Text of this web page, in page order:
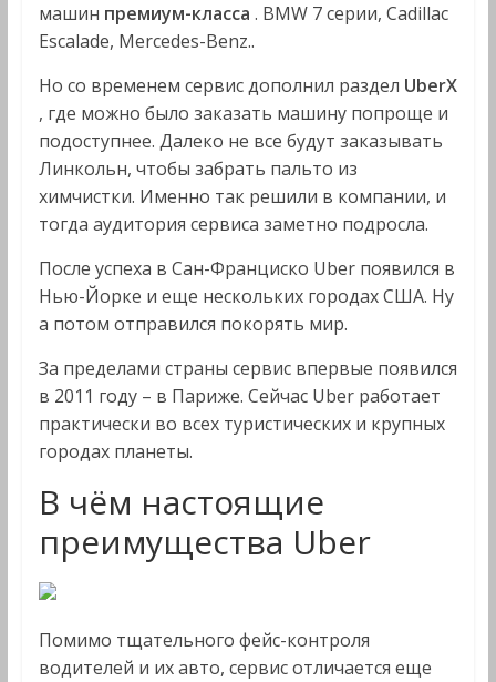
машин премиум-класса . BMW 7 серии, Cadillac
Escalade, Mercedes-Benz..
Но со временем сервис дополнил раздел UberX
, где можно было заказать машину попроще и
подоступнее. Далеко не все будут заказывать
Линкольн, чтобы забрать пальто из
химчистки. Именно так решили в компании, и
тогда аудитория сервиса заметно подросла.
После успеха в Сан-Франциско Uber появился в
Нью-Йорке и еще нескольких городах США. Ну
а потом отправился покорять мир.
За пределами страны сервис впервые появился
в 2011 году – в Париже. Сейчас Uber работает
практически во всех туристических и крупных
городах планеты.
В чём настоящие
преимущества Uber
Помимо тщательного фейс-контроля
водителей и их авто, сервис отличается еще